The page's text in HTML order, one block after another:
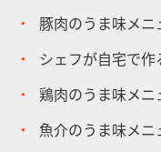
豚肉のうま味メニ
シェフが自宅で
鶏肉のうま味メニ
魚介のうま味メニ